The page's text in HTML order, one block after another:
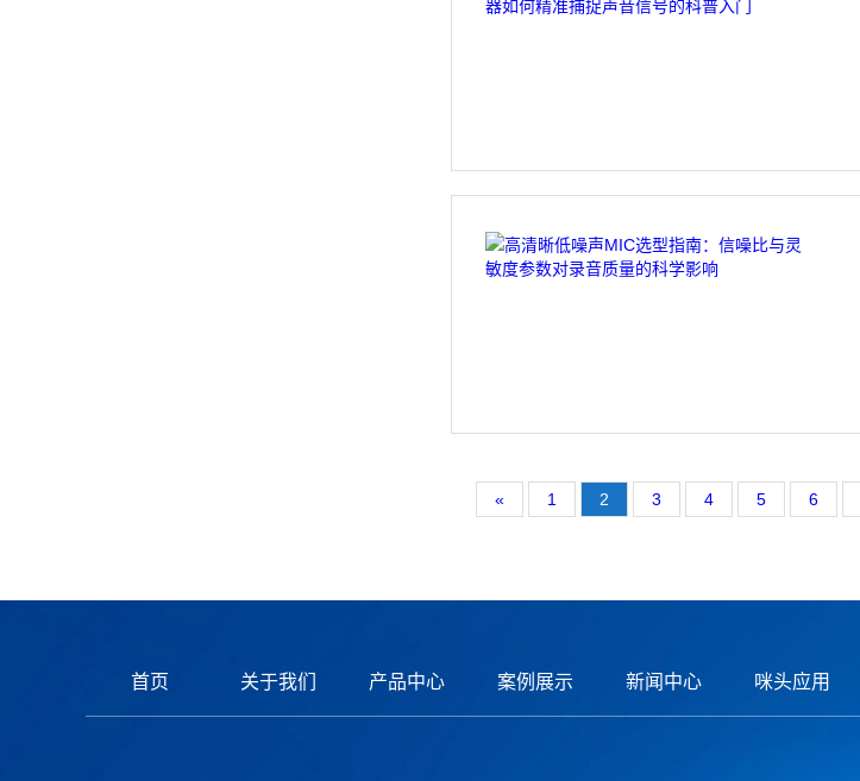
« 1 2 3 4 5 6
首页 关于我们 产品中心 案例展示 新闻中心 咪头应用